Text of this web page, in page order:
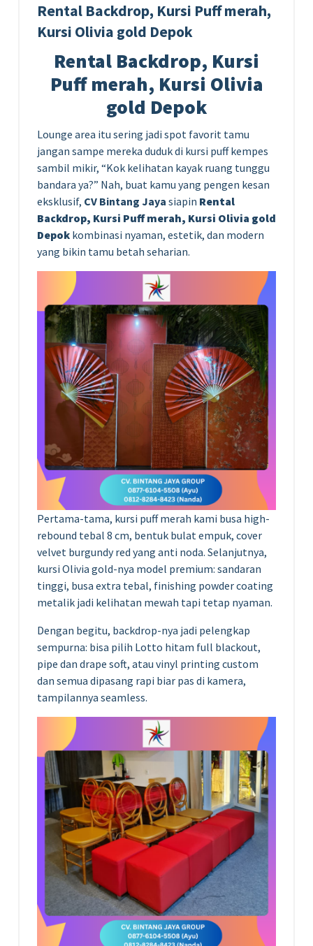
Rental Backdrop, Kursi Puff merah,
Kursi Olivia gold Depok
Rental Backdrop, Kursi
Puff merah, Kursi Olivia
gold Depok
Lounge area itu sering jadi spot favorit tamu
jangan sampe mereka duduk di kursi puff kempes
sambil mikir, “Kok kelihatan kayak ruang tunggu
bandara ya?” Nah, buat kamu yang pengen kesan
eksklusif, CV Bintang Jaya siapin Rental
Backdrop, Kursi Puff merah, Kursi Olivia gold
Depok kombinasi nyaman, estetik, dan modern
yang bikin tamu betah seharian.
Pertama-tama, kursi puff merah kami busa high-
rebound tebal 8 cm, bentuk bulat empuk, cover
velvet burgundy red yang anti noda. Selanjutnya,
kursi Olivia gold-nya model premium: sandaran
tinggi, busa extra tebal, finishing powder coating
metalik jadi kelihatan mewah tapi tetap nyaman.
Dengan begitu, backdrop-nya jadi pelengkap
sempurna: bisa pilih Lotto hitam full blackout,
pipe dan drape soft, atau vinyl printing custom
dan semua dipasang rapi biar pas di kamera,
tampilannya seamless.